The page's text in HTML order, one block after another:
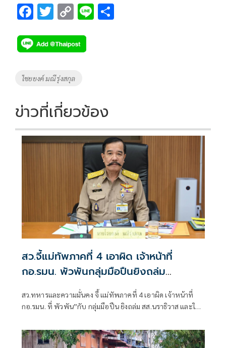
F
e
b
o
k
T
tt
er
C
p
y
Li
k
Li
Tags
ไชยยงค์ มณีรุ่งสกุล
ข่าวที่เกี่ยวข้อง
สว.จี้แม่ทัพภาคที่ 4 เอาผิด เจ้าหน้าที่
กอ.รมน. พัวพันกลุ่มมือปืนยิงถล่ม
สว.ทหารและความมั่นคง จี้ แม่ทัพภาคที่ 4 เอาผิด เจ้าหน้าที่
กอ.รมน. ที่ พัวพัน”กับ กลุ่มมือปืน ยิงถล่ม สส.นราธิวาส และให้
หวาดระแวง ในพื้นที่